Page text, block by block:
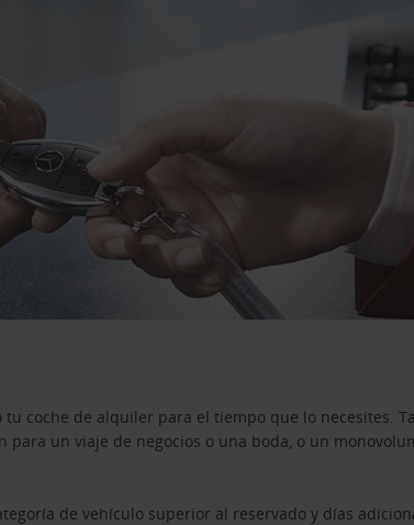
coche de alquiler para el tiempo que lo necesites.
un viaje de negocios o una boda, o un
de vehículo superior al reservado y días